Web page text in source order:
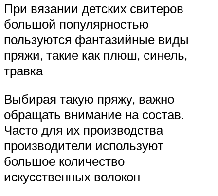
При вязании детских свитеров
большой популярностью
пользуются фантазийные виды
пряжи, такие как плюш, синель,
травка
Выбирая такую пряжу, важно
обращать внимание на состав.
Часто для их производства
производители используют
большое количество
искусственных волокон